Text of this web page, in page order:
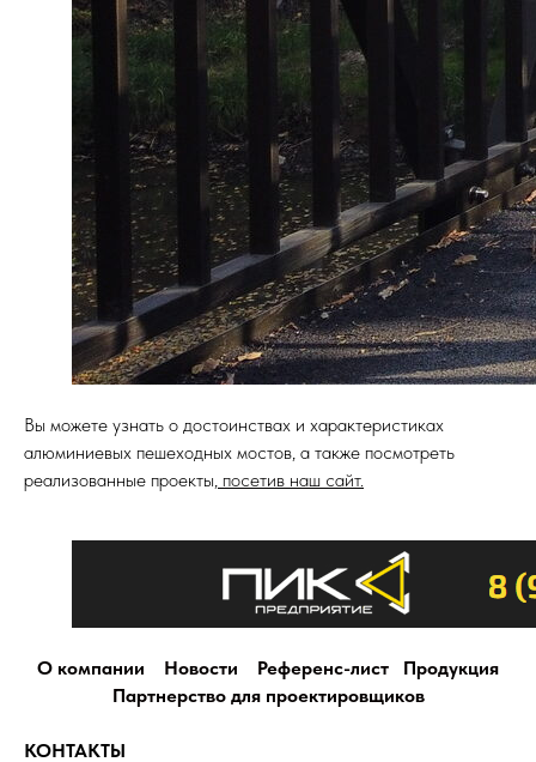
Вы можете узнать о достоинствах и характеристиках
алюминиевых пешеходных мостов, а также посмотреть
реализованные проекты, посетив наш сайт.
О компании Новости Референс-лист
Продукция
Партнерство для проектировщиков
КОНТАКТЫ